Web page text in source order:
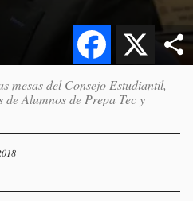
X
Facebook
mesas del Consejo Estudiantil,
Alumnos de Prepa Tec y